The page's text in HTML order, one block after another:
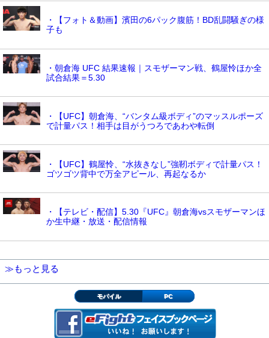
・【フォト＆動画】濱田の6パック腹筋！BD乱闘騒ぎの様
子も
・朝倉海 UFC 結果速報｜スモザーマン戦、鶴屋怜ほか全
試合結果＝5.30
・【UFC】朝倉海、“バンタム級ボディ”のマッスルポーズ
で計量パス！相手は目がうつろであわや転倒
・【UFC】鶴屋怜、“水抜きなし”強靭ボディで計量パス！
ゴツゴツ背中で万全アピール、再起なるか
・【テレビ・配信】5.30『UFC』朝倉海vsスモザーマンほ
か生中継・放送・配信情報
≫もっと見る
モバイル PC